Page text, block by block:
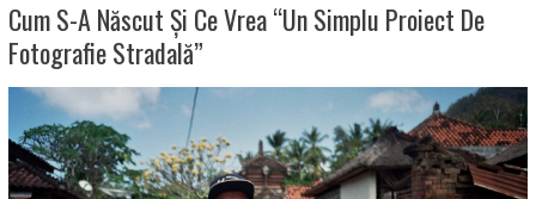
Cum S-A Născut Și Ce Vrea “Un Simplu Proiect De
Fotografie Stradală”